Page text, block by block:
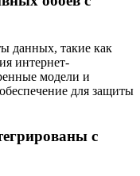
данных, такие как
интернет-
модели и
для защиты
с